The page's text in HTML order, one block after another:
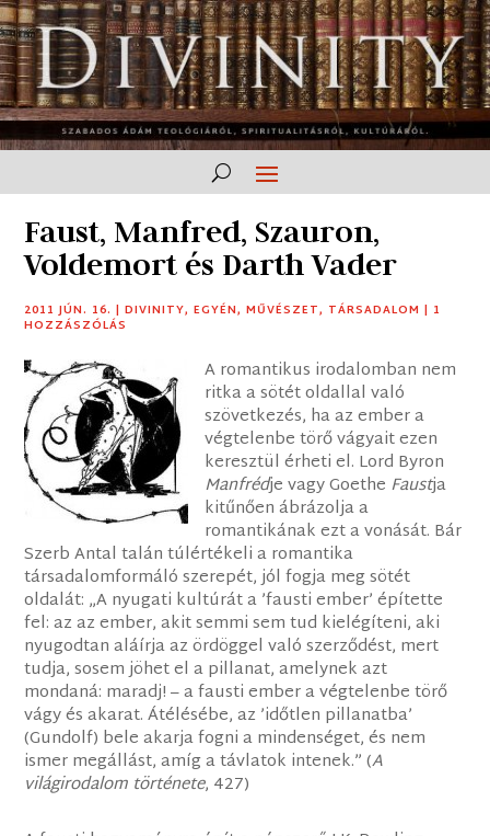
Faust, Manfred, Szauron,
Voldemort és Darth Vader
2011 JÚN. 16. |DIVINITY,EGYÉN,MŰVÉSZET, TÁRSADALOM | 1
HOZZÁSZÓLÁS
A romantikus irodalomban nem
ritka a sötét oldallal való
szövetkezés, ha az ember a
végtelenbe törő vágyait ezen
keresztül érheti el. Lord Byron
Manfrédje vagy Goethe Faustja
kitűnően ábrázolja a
romantikának ezt a vonását. Bár
Szerb Antal talán túlértékeli a romantika
társadalomformáló szerepét, jól fogja meg sötét
oldalát: „A nyugati kultúrát a ’fausti ember’ építette
fel: az az ember, akit semmi sem tud kielégíteni, aki
nyugodtan aláírja az ördöggel való szerződést, mert
tudja, sosem jöhet el a pillanat, amelynek azt
mondaná: maradj! – a fausti ember a végtelenbe törő
vágy és akarat. Átélésébe, az ’időtlen pillanatba’
(Gundolf) bele akarja fogni a mindenséget, és nem
ismer megállást, amíg a távlatok intenek.” (A
világirodalom története, 427)